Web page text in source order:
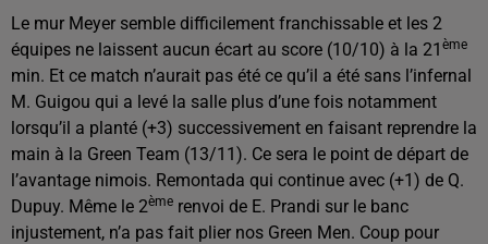
Le mur Meyer semble difficilement franchissable et les 2
équipes ne laissent aucun écart au score (10/10) à la 21 ème
min. Et ce match n’aurait pas été ce qu’il a été sans l’infernal
M. Guigou qui a levé la salle plus d’une fois notamment
lorsqu’il a planté (+3) successivement en faisant reprendre la
main à la Green Team (13/11). Ce sera le point de départ de
l’avantage nimois. Remontada qui continue avec (+1) de Q.
Dupuy. Même le 2ème renvoi de E. Prandi sur le banc
injustement, n’a pas fait plier nos Green Men. Coup pour